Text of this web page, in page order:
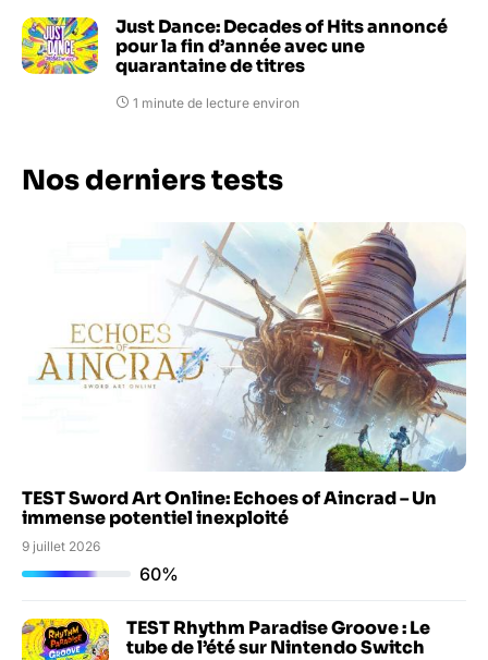
Just Dance: Decades of Hits annoncé
pour la fin d’année avec une
quarantaine de titres
1 minute de lecture environ
Nos derniers tests
TEST Sword Art Online: Echoes of Aincrad – Un
immense potentiel inexploité
9 juillet 2026
60%
TEST Rhythm Paradise Groove : Le
tube de l’été sur Nintendo Switch